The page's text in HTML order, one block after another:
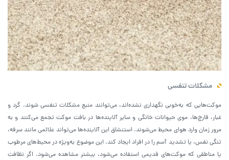
مشکلات تنفسی
موکت‌هایی که به‌خوبی نگهداری نشده‌اند، می‌توانند منبع مشکلات تنفسی شوند. گرد و
غبار، قارچ‌ها، موی حیوانات خانگی و سایر آلاینده‌ها در بافت موکت تجمع می‌کنند و به
مرور زمان وارد هوای محیط می‌شوند. استنشاق این آلاینده‌ها می‌تواند علائمی مانند سرفه،
تنگی نفس، یا تشدید آسم را در افراد ایجاد کند. این موضوع به‌ویژه در محیط‌های مرطوب
یا مناطقی که موکت‌های قدیمی استفاده می‌شود، بیشتر مشاهده می‌شود. اگر نظافت